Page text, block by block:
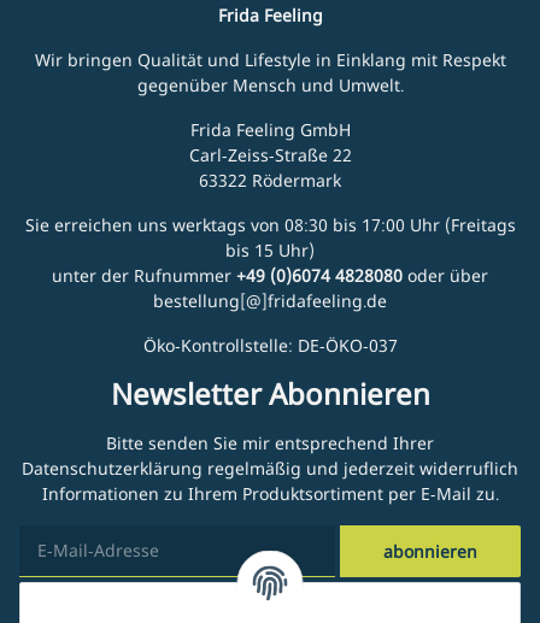
Frida Feeling
Wir bringen Qualität und Lifestyle in Einklang mit Respekt
gegenüber Mensch und Umwelt.
Frida Feeling GmbH
Carl-Zeiss-Straße 22
63322 Rödermark
Sie erreichen uns werktags von 08:30 bis 17:00 Uhr (Freitags
bis 15 Uhr)
unter der Rufnummer +49 (0)6074 4828080 oder über
bestellung[@]fridafeeling.de
Öko-Kontrollstelle: DE-ÖKO-037
Newsletter Abonnieren
Bitte senden Sie mir entsprechend Ihrer
Datenschutzerklärung regelmäßig und jederzeit widerruflich
Informationen zu Ihrem Produktsortiment per E-Mail zu.
abonnieren